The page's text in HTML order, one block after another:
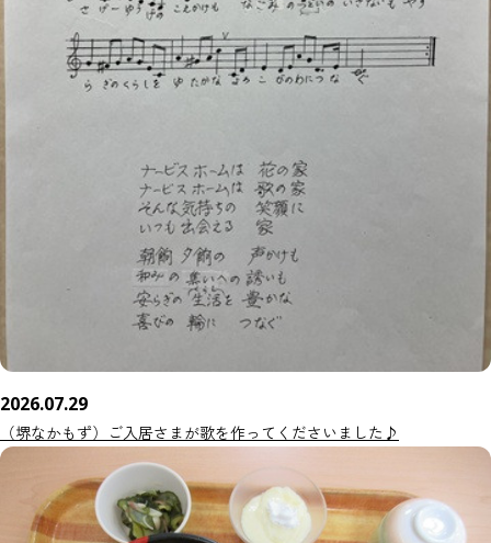
2026.07.29
（堺なかもず）ご入居さまが歌を作ってくださいました♪